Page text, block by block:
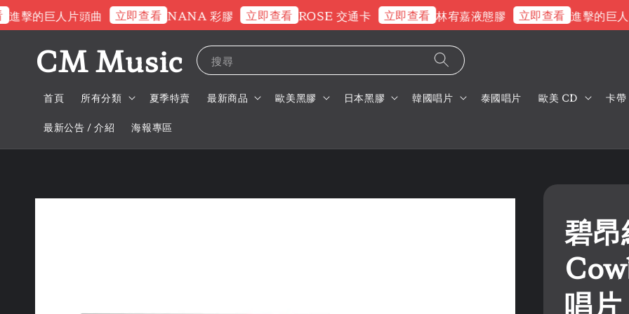
的巨人片頭曲 立即查看 NANA 彩膠 立即查看 ROSE 交通卡 立即查看 林宥嘉液態膠 立即查看 進擊的巨人片
CM Music 搜尋
首頁 所有分類 夏季特賣 最新商品 歐美黑膠 日本黑膠 韓國唱片 泰國唱片 歐美 CD 卡帶
最新公告 / 介紹 海報專區
碧
唱